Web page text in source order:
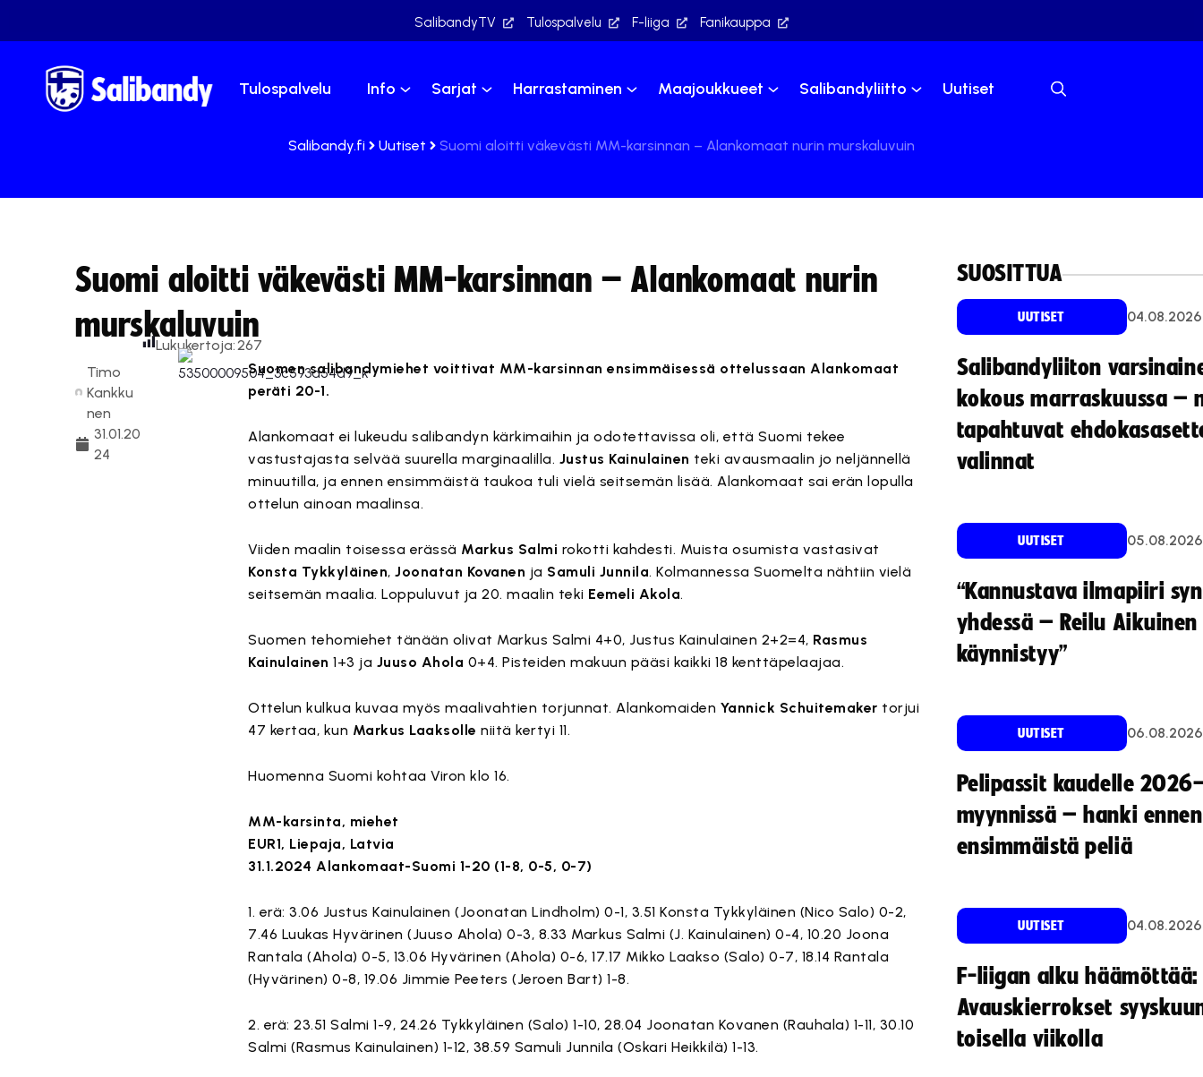
SalibandyTV Tulospalvelu F-liiga Fanikauppa
Tulospalvelu Info Sarjat Harrastaminen Maajoukkueet Salibandyliitto Uutiset
Salibandy.fi Uutiset Suomi aloitti väkevästi MM-karsinnan – Alankomaat nurin murskaluvuin
Suomi aloitti väkevästi MM-karsinnan – Alankomaat nurin
murskaluvuin
Timo
Kankku
nen
31.01.20
24
Lukukertoja:267
Suomen salibandymiehet voittivat MM-karsinnan ensimmäisessä ottelussaan Alankomaat
peräti 20-1.
Alankomaat ei lukeudu salibandyn kärkimaihin ja odotettavissa oli, että Suomi tekee
vastustajasta selvää suurella marginaalilla. Justus Kainulainen teki avausmaalin jo neljännellä
minuutilla, ja ennen ensimmäistä taukoa tuli vielä seitsemän lisää. Alankomaat sai erän lopulla
ottelun ainoan maalinsa.
Viiden maalin toisessa erässä Markus Salmi rokotti kahdesti. Muista osumista vastasivat
Konsta Tykkyläinen,Joonatan Kovanen ja Samuli Junnila. Kolmannessa Suomelta nähtiin vielä
seitsemän maalia. Loppuluvut ja 20. maalin teki Eemeli Akola.
Suomen tehomiehet tänään olivat Markus Salmi 4+0, Justus Kainulainen 2+2=4, Rasmus
Kainulainen1+3 ja Juuso Ahola 0+4. Pisteiden makuun pääsi kaikki 18 kenttäpelaajaa.
Ottelun kulkua kuvaa myös maalivahtien torjunnat. Alankomaiden Yannick Schuitemaker torjui
47 kertaa, kun Markus Laaksolle niitä kertyi 11.
Huomenna Suomi kohtaa Viron klo 16.
MM-karsinta, miehet
EUR1, Liepaja, Latvia
31.1.2024 Alankomaat-Suomi 1-20 (1-8, 0-5, 0-7)
1. erä: 3.06 Justus Kainulainen (Joonatan Lindholm) 0-1, 3.51 Konsta Tykkyläinen (Nico Salo) 0-2,
7.46 Luukas Hyvärinen (Juuso Ahola) 0-3, 8.33 Markus Salmi (J. Kainulainen) 0-4, 10.20 Joona
Rantala (Ahola) 0-5, 13.06 Hyvärinen (Ahola) 0-6, 17.17 Mikko Laakso (Salo) 0-7, 18.14 Rantala
(Hyvärinen) 0-8, 19.06 Jimmie Peeters (Jeroen Bart) 1-8.
2. erä: 23.51 Salmi 1-9, 24.26 Tykkyläinen (Salo) 1-10, 28.04 Joonatan Kovanen (Rauhala) 1-11, 30.10
Salmi (Rasmus Kainulainen) 1-12, 38.59 Samuli Junnila (Oskari Heikkilä) 1-13.
SUOSITTUA
UUTISET 04.08.2026
Salibandyliiton
kokous marraskuussa –
tapahtuvat
valinnat
UUTISET 05.08.2026
“Kannustava ilmapiiri
yhdessä – Reilu
käynnistyy”
UUTISET 06.08.2026
Pelipassit kaudelle
myynnissä – hanki ennen
ensimmäistä peliä
UUTISET 04.08.2026
F-liigan alku häämöttää:
Avauskierrokset
toisella viikolla